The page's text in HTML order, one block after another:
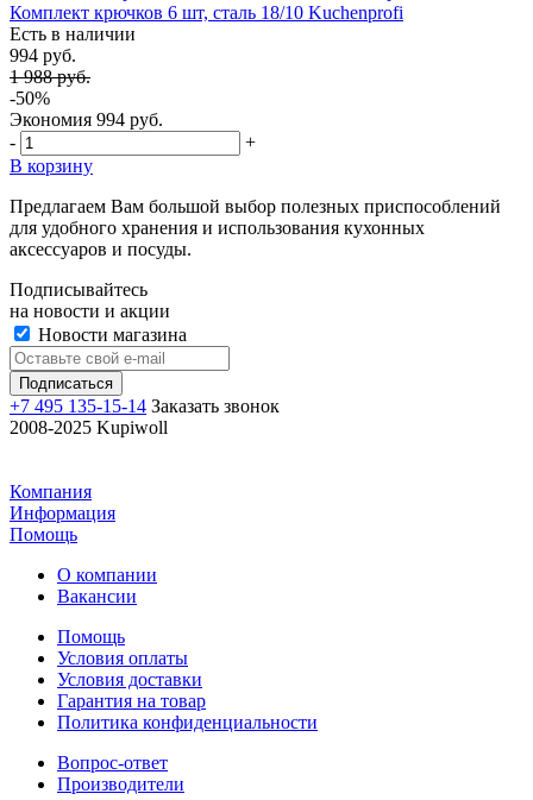
Комплект крючков 6 шт, сталь 18/10 Kuchenprofi
Есть в наличии
994 руб.
1 988 руб.
-50%
Экономия 994 руб.
-
+
В корзину
Предлагаем Вам большой выбор полезных приспособлений
для удобного хранения и использования кухонных
аксессуаров и посуды.
Подписывайтесь
на новости и акции
Новости магазина
+7 495 135-15-14 Заказать звонок
2008-2025 Kupiwoll
Компания
Информация
Помощь
О компании
Вакансии
Помощь
Условия оплаты
Условия доставки
Гарантия на товар
Политика конфиденциальности
Вопрос-ответ
Производители